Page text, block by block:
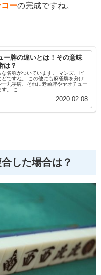
ーの完成ですね。
ー牌の違いとは！その意味
は？
な名称がついています。 マンズ、ピ
ですね。 この他にも麻雀牌を分け
九字牌、それに老頭牌やヤオチュー
。 こ...
2020.02.08
した場合は？